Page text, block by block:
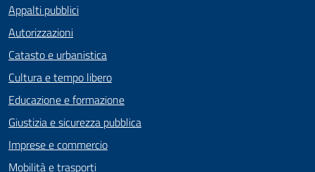
Appalti pubblici
Autorizzazioni
Catasto e urbanistica
Cultura e tempo libero
Educazione e formazione
Giustizia e sicurezza pubblica
Imprese e commercio
Mobilità e trasporti